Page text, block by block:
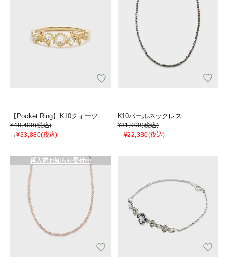
¥48,400(税込)
→¥33,880(税込)
K10パールネックレス
¥31,900(税込)
→¥22,330(税込)
再入荷お知らせ受付中